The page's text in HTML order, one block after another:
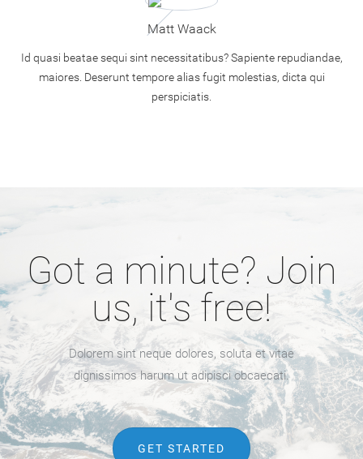
Matt Waack
Id quasi beatae sequi sint necessitatibus? Sapiente repudiandae,
maiores. Deserunt tempore alias fugit molestias, dicta qui
perspiciatis.
Got a minute? Join
us, it's free!
Dolorem sint neque dolores, soluta et vitae
dignissimos harum ut adipisci obcaecati.
GET STARTED